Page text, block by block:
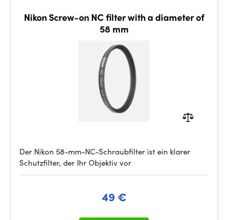
Nikon Screw-on NC filter with a diameter of
58 mm
Der Nikon 58-mm-NC-Schraubfilter ist ein klarer
Schutzfilter, der Ihr Objektiv vor
49 €